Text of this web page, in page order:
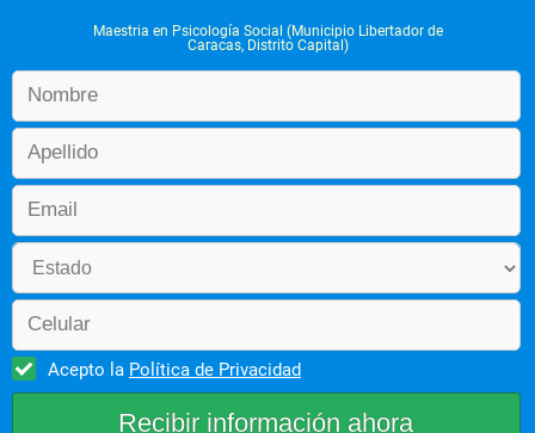
Maestria en Psicología Social (Municipio Libertador de
Caracas, Distrito Capital)
Acepto la Política de Privacidad